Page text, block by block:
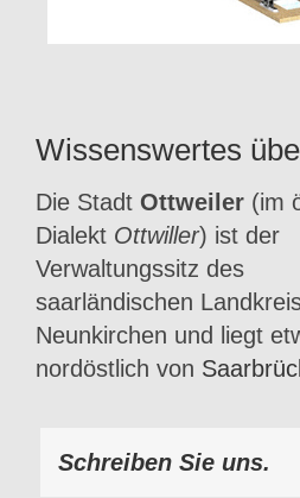
Wissenswertes
Die Stadt Ottweiler (im
Dialekt Ottwiller) ist der
Verwaltungssitz des
saarländischen
Neunkirchen und liegt
nordöstlich von
Schreiben Sie uns.